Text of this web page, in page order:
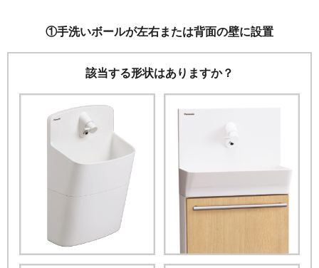
①手洗いボールが左右または背面の壁に設置
該当する形状はありますか？